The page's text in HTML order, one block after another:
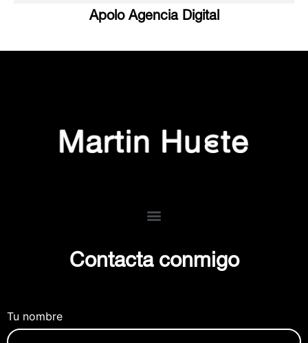
Apolo Agencia Digital
Contacta conmigo
Tu nombre